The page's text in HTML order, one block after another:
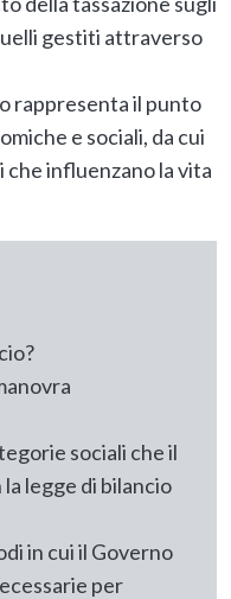
gestiti attraverso
rappresenta il punto
e sociali, da cui
influenzano la vita
sociali che il
legge di bilancio
in cui il Governo
per